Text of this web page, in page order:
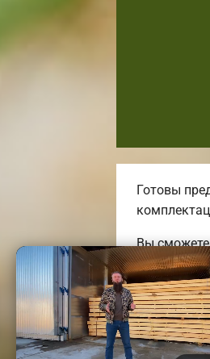
Готовы
Вы сможете
Мы можем